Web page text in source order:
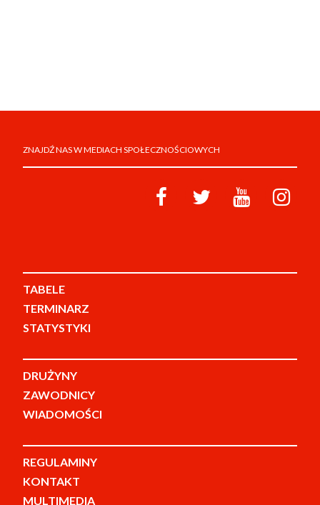
ZNAJDŹ NAS W MEDIACH SPOŁECZNOŚCIOWYCH
TABELE
TERMINARZ
STATYSTYKI
DRUŻYNY
ZAWODNICY
WIADOMOŚCI
REGULAMINY
KONTAKT
MULTIMEDIA